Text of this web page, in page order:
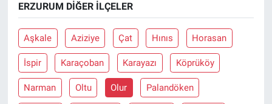
ERZURUM DIĞER İLÇELER
Aşkale Aziziye Çat Hınıs Horasan
İspir Karaçoban Karayazı Köprüköy
Narman Oltu Olur Palandöken